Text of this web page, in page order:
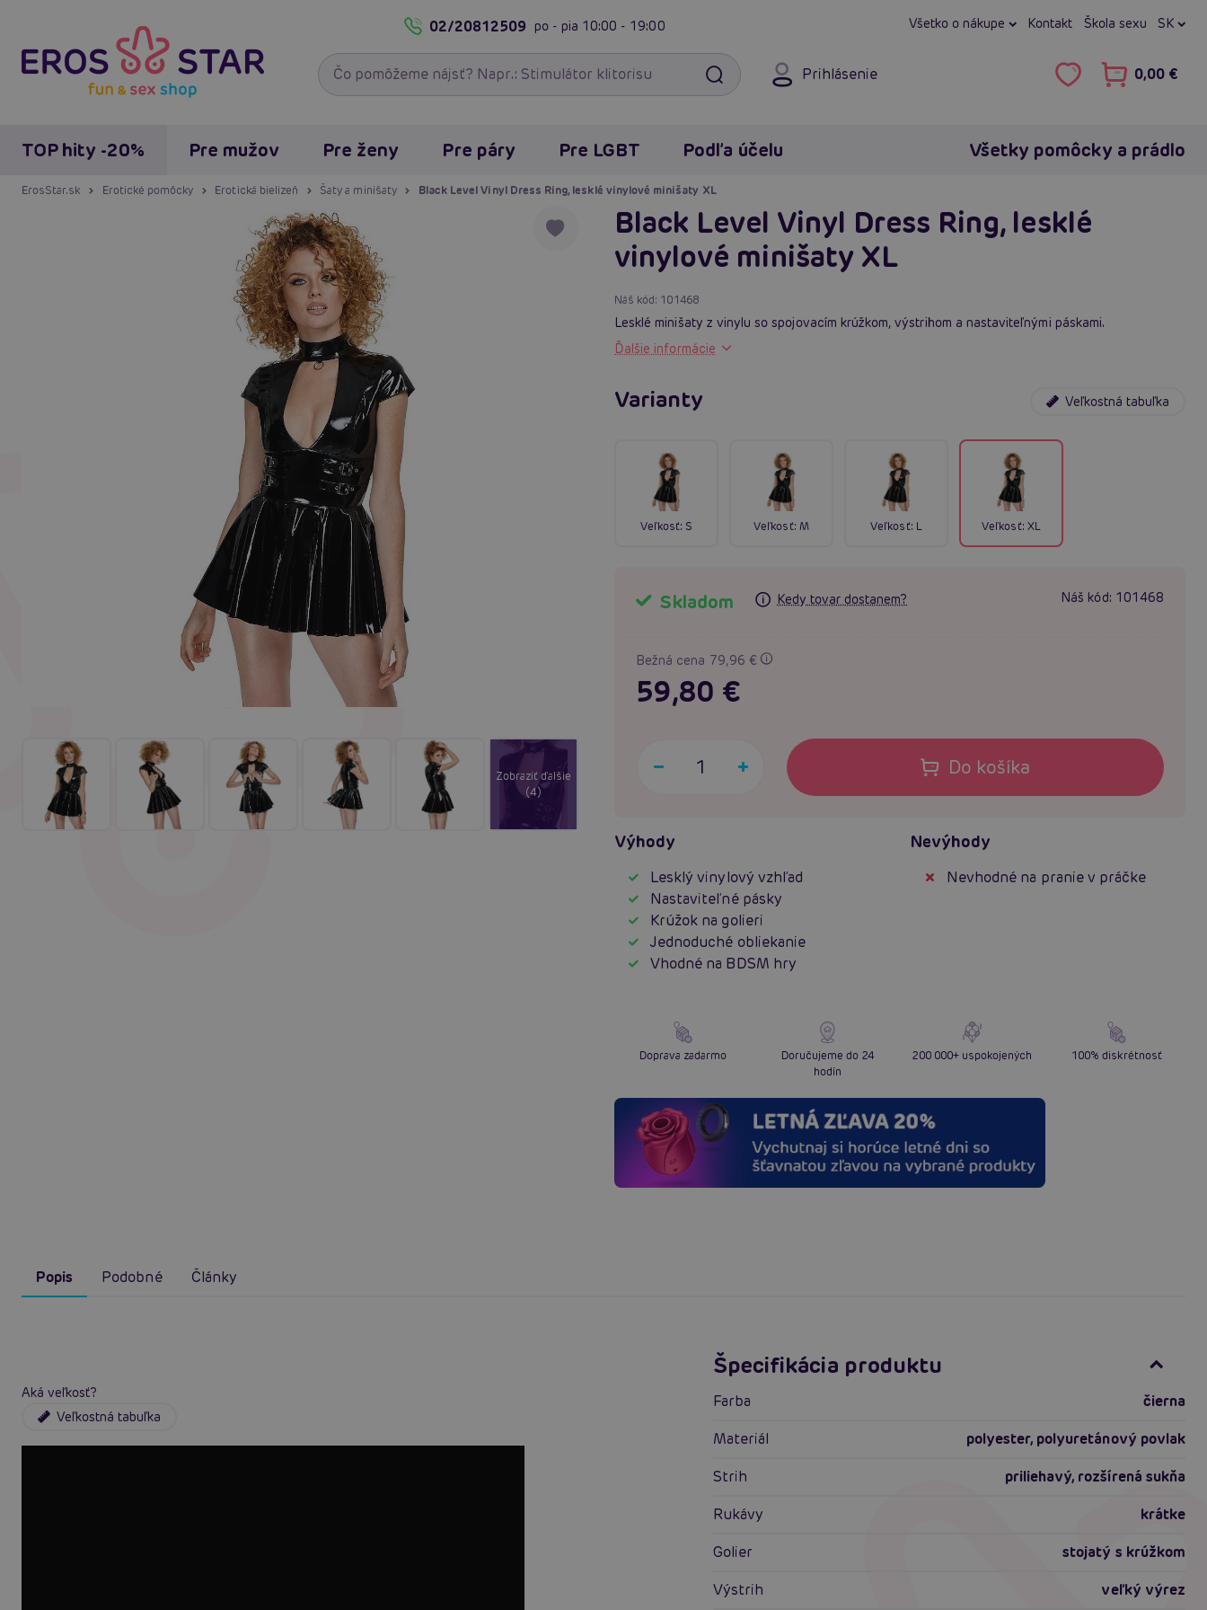
02/20812509 po - pia 10:00 - 19:00 Všetko o nákupe Kontakt Škola sexu SK
Prihlásenie 0,00 €
TOP hity -20% Pre mužov Pre ženy Pre páry Pre LGBT Podľa účelu Všetky pomôcky a prádlo
ErosStar.sk Erotické pomôcky Erotická bielizeň Šaty a minišaty Black Level Vinyl Dress Ring, lesklé vinylové minišaty XL
Zobraziť ďalšie
(4)
Black Level Vinyl Dress Ring, lesklé
vinylové minišaty XL
Náš kód: 101468
Lesklé minišaty z vinylu so spojovacím krúžkom, výstrihom a nastaviteľnými páskami.
Ďalšie informácie
Varianty Veľkostná tabuľka
Veľkosť: S Veľkosť: M Veľkosť: L Veľkosť: XL
Skladom Kedy tovar dostanem? Náš kód: 101468
Bežná cena 79,96 €
59,80 €
Do košíka
Výhody
Lesklý vinylový vzhľad
Nastaviteľné pásky
Krúžok na golieri
Jednoduché obliekanie
Vhodné na BDSM hry
Nevýhody
Nevhodné na pranie v práčke
Doprava zadarmo
Doručujeme do 24
hodín
200 000+ uspokojených 100% diskrétnosť
Popis Podobné Články
Aká veľkosť?
Veľkostná tabuľka
Špecifikácia produktu
Farba
čierna
Materiál
polyester, polyuretánový povlak
Strih
priliehavý, rozšírená sukňa
Rukávy
krátke
Golier
stojatý s krúžkom
Výstrih
veľký výrez